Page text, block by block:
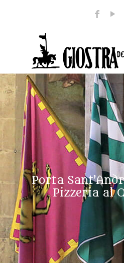
Porta
Pizzeria al